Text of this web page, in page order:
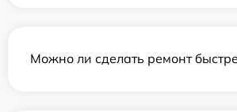
Можно ли сделать ремонт